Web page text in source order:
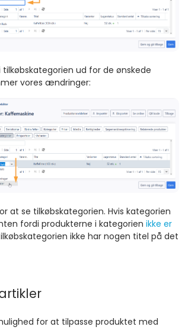
ud for de ønskede
vores ændringer:
at se tilkøbskategorien. Hvis kategorien
fordi produkterne i kategorien ikke er
ikke har nogen titel på det
for at tilpasse produktet med